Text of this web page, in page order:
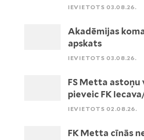
IEVIETOTS 03.08.26.
Akadēmijas
apskats
IEVIETOTS 03.08.26.
FS Metta astoņu
pieveic FK
IEVIETOTS 02.08.26.
FK Metta cīnās